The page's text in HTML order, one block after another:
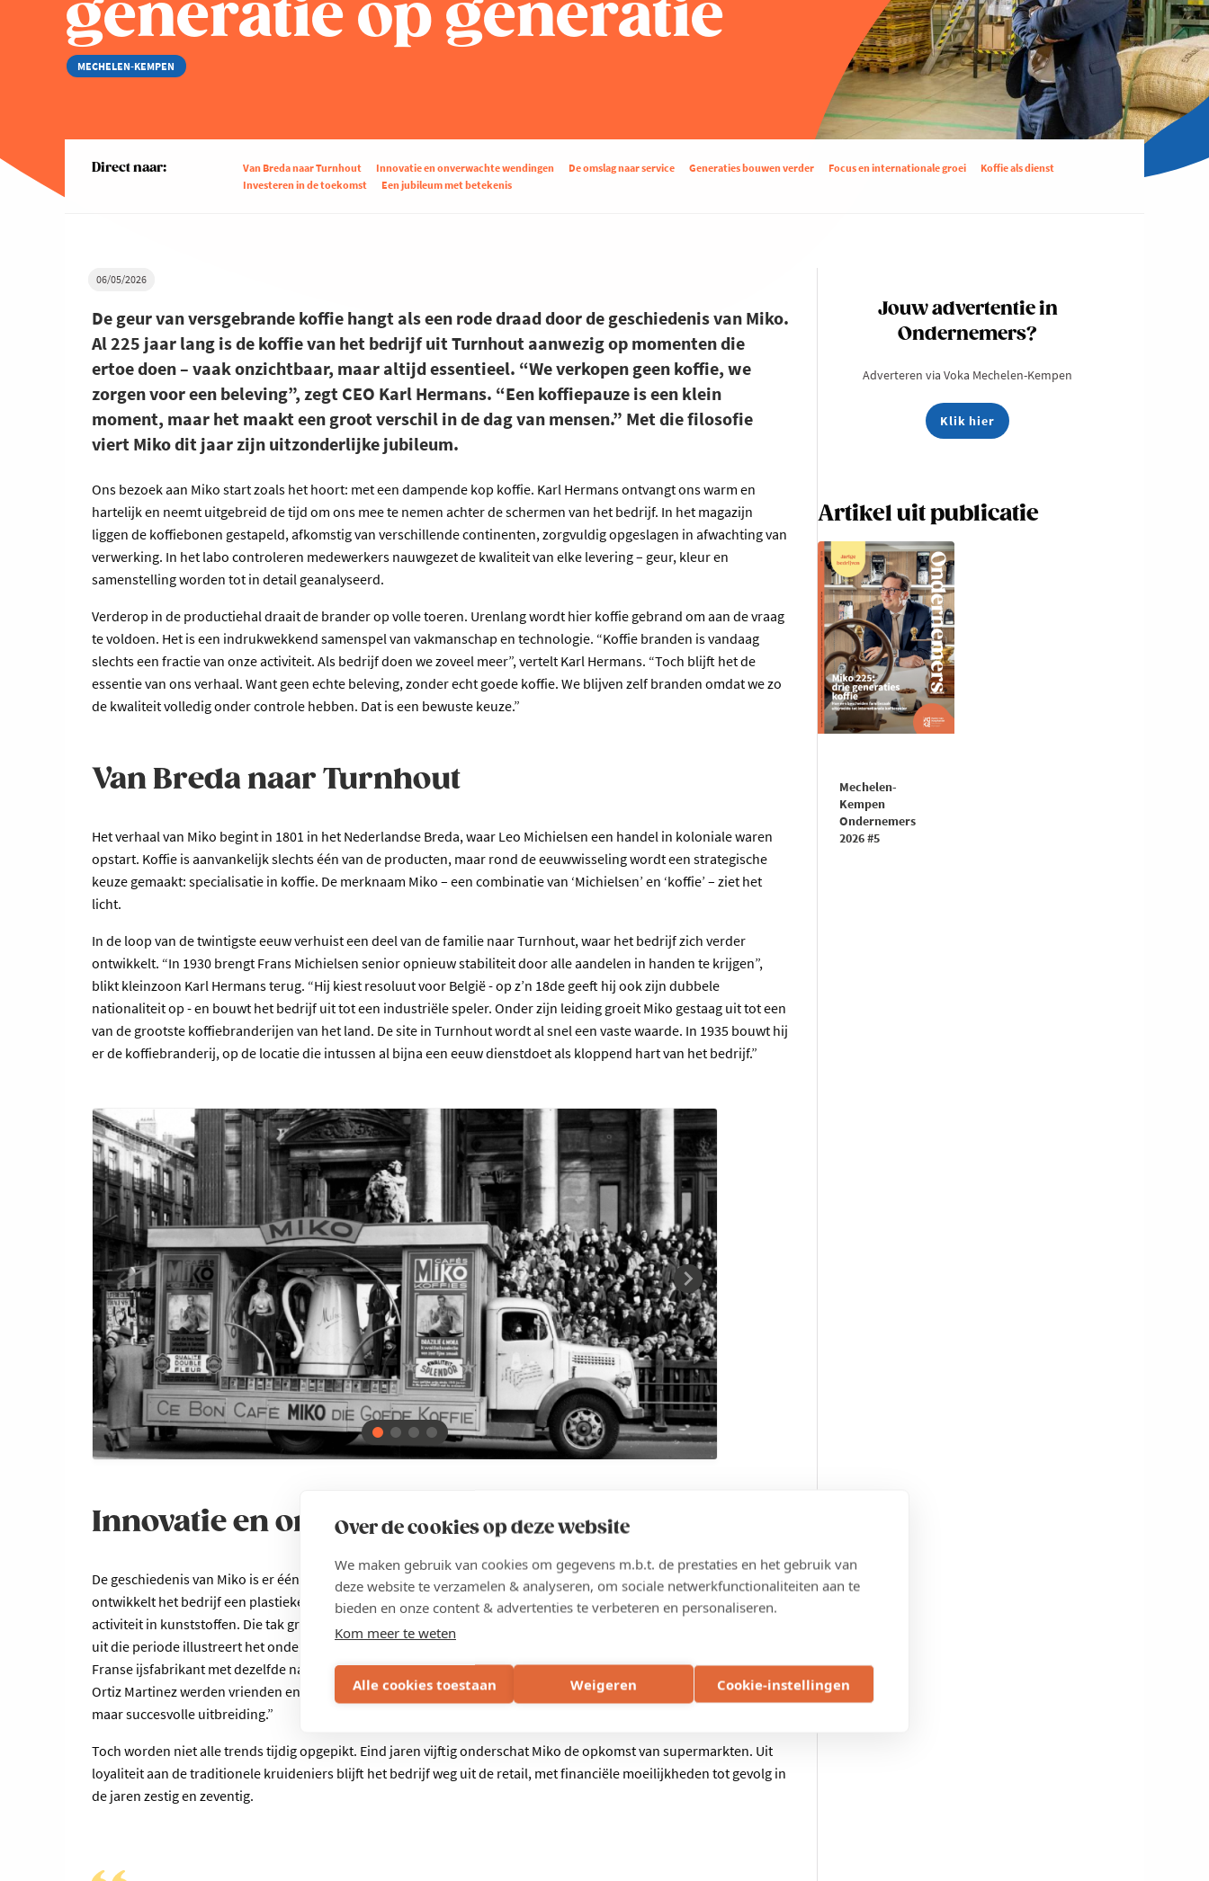
Over de cookies op deze website
We maken gebruik van cookies om gegevens m.b.t. de prestaties en het gebruik van
deze website te verzamelen & analyseren, om sociale netwerkfunctionaliteiten aan te
bieden en onze content & advertenties te verbeteren en personaliseren.
Kom meer te weten
Alle cookies toestaan Weigeren Cookie-instellingen
generatie op generatie
MECHELEN-KEMPEN
Direct naar: Van Breda naar Turnhout Innovatie en onverwachte wendingen De omslag naar service Generaties bouwen verder Focus en internationale groei
Koffie als dienst
Investeren in de toekomst
Een jubileum met betekenis
06/05/2026
De geur van versgebrande koffie hangt als een rode draad door de geschiedenis van Miko.
Al 225 jaar lang is de koffie van het bedrijf uit Turnhout aanwezig op momenten die
ertoe doen – vaak onzichtbaar, maar altijd essentieel. “We verkopen geen koffie, we
zorgen voor een beleving”, zegt CEO Karl Hermans. “Een koffiepauze is een klein
moment, maar het maakt een groot verschil in de dag van mensen.” Met die filosofie
viert Miko dit jaar zijn uitzonderlijke jubileum.
Ons bezoek aan Miko start zoals het hoort: met een dampende kop koffie. Karl Hermans ontvangt ons warm en
hartelijk en neemt uitgebreid de tijd om ons mee te nemen achter de schermen van het bedrijf. In het magazijn
liggen de koffiebonen gestapeld, afkomstig van verschillende continenten, zorgvuldig opgeslagen in afwachting van
verwerking. In het labo controleren medewerkers nauwgezet de kwaliteit van elke levering – geur, kleur en
samenstelling worden tot in detail geanalyseerd.
Verderop in de productiehal draait de brander op volle toeren. Urenlang wordt hier koffie gebrand om aan de vraag
te voldoen. Het is een indrukwekkend samenspel van vakmanschap en technologie. “Koffie branden is vandaag
slechts een fractie van onze activiteit. Als bedrijf doen we zoveel meer”, vertelt Karl Hermans. “Toch blijft het de
essentie van ons verhaal. Want geen echte beleving, zonder echt goede koffie. We blijven zelf branden omdat we zo
de kwaliteit volledig onder controle hebben. Dat is een bewuste keuze.”
Van Breda naar Turnhout
Het verhaal van Miko begint in 1801 in het Nederlandse Breda, waar Leo Michielsen een handel in koloniale waren
opstart. Koffie is aanvankelijk slechts één van de producten, maar rond de eeuwwisseling wordt een strategische
keuze gemaakt: specialisatie in koffie. De merknaam Miko – een combinatie van ‘Michielsen’ en ‘koffie’ – ziet het
licht.
In de loop van de twintigste eeuw verhuist een deel van de familie naar Turnhout, waar het bedrijf zich verder
ontwikkelt. “In 1930 brengt Frans Michielsen senior opnieuw stabiliteit door alle aandelen in handen te krijgen”,
blikt kleinzoon Karl Hermans terug. “Hij kiest resoluut voor België - op z’n 18de geeft hij ook zijn dubbele
nationaliteit op - en bouwt het bedrijf uit tot een industriële speler. Onder zijn leiding groeit Miko gestaag uit tot een
van de grootste koffiebranderijen van het land. De site in Turnhout wordt al snel een vaste waarde. In 1935 bouwt hij
er de koffiebranderij, op de locatie die intussen al bijna een eeuw dienstdoet als kloppend hart van het bedrijf.”
Innovatie en onverwachte wendingen
De geschiedenis van Miko is er één van ondernemerschap, maar ook van vallen en opstaan. In de jaren vijftig
ontwikkelt het bedrijf een plastieken koffiefilter voor Expo ’58 – een innovatie die de deur opent naar een tweede
activiteit in kunststoffen. Die tak groeit uit tot een volwaardige pijler binnen de groep. “Een opmerkelijke anekdote
uit die periode illustreert het ondernemerschap van toen”, vertelt Karl Hermans. “Een juridisch conflict met een
Franse ijsfabrikant met dezelfde naam mondt uit in een samenwerking. Mijn grootvader en de Franse eigenaar Luis
Ortiz Martinez werden vrienden en Miko start met de productie van ijsbakjes voor zijn bedrijf – een onverwachte,
maar succesvolle uitbreiding.”
Toch worden niet alle trends tijdig opgepikt. Eind jaren vijftig onderschat Miko de opkomst van supermarkten. Uit
loyaliteit aan de traditionele kruideniers blijft het bedrijf weg uit de retail, met financiële moeilijkheden tot gevolg in
de jaren zestig en zeventig.
Jouw advertentie in
Ondernemers?
Adverteren via Voka Mechelen-Kempen
Klik hier
Artikel uit publicatie
Mechelen-
Kempen
Ondernemers
2026 #5